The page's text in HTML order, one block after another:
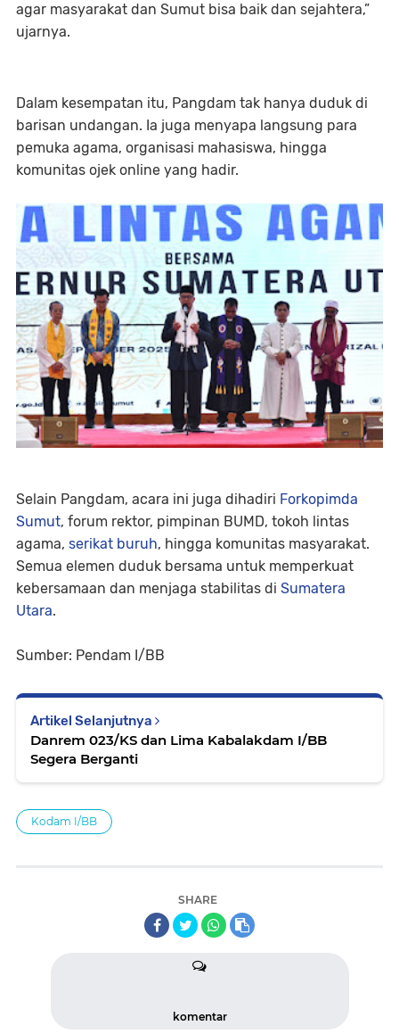
agar masyarakat dan Sumut bisa baik dan sejahtera,”
ujarnya.
Dalam kesempatan itu, Pangdam tak hanya duduk di
barisan undangan. Ia juga menyapa langsung para
pemuka agama, organisasi mahasiswa, hingga
komunitas ojek online yang hadir.
Selain Pangdam, acara ini juga dihadiri Forkopimda
Sumut, forum rektor, pimpinan BUMD, tokoh lintas
agama, serikat buruh, hingga komunitas masyarakat.
Semua elemen duduk bersama untuk memperkuat
kebersamaan dan menjaga stabilitas di Sumatera
Utara.
Sumber: Pendam I/BB
Artikel Selanjutnya
Danrem 023/KS dan Lima Kabalakdam I/BB
Segera Berganti
Kodam I/BB
SHARE
komentar